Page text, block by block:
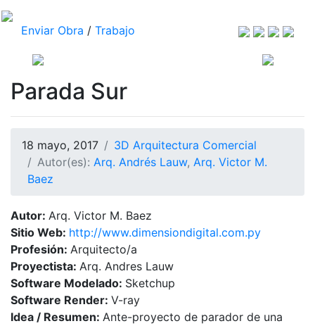
Enviar Obra / Trabajo
Parada Sur
18 mayo, 2017
3D Arquitectura Comercial
Autor(es): Arq. Andrés Lauw, Arq. Victor M.
Baez
Autor: Arq. Victor M. Baez
Sitio Web: http://www.dimensiondigital.com.py
Profesión: Arquitecto/a
Proyectista: Arq. Andres Lauw
Software Modelado: Sketchup
Software Render: V-ray
Idea / Resumen: Ante-proyecto de parador de una